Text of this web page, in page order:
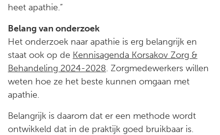
heet apathie.”
Belang van onderzoek
Het onderzoek naar apathie is erg belangrijk en
staat ook op de Kennisagenda Korsakov Zorg &
Behandeling 2024-2028. Zorgmedewerkers willen
weten hoe ze het beste kunnen omgaan met
apathie.
Belangrijk is daarom dat er een methode wordt
ontwikkeld dat in de praktijk goed bruikbaar is.